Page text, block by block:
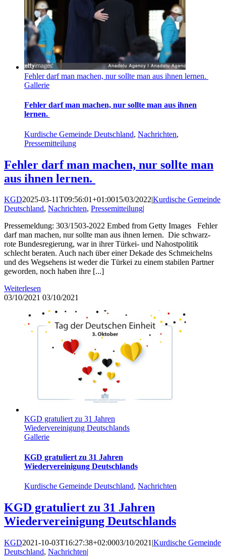
Fehler darf man machen, nur sollte man aus ihnen lernen.
Gallerie
Fehler darf man machen, nur sollte man aus ihnen
lernen.
Kurdische Gemeinde Deutschland, Nachrichten,
Pressemitteilung
Fehler darf man machen, nur sollte man
aus ihnen lernen.
KGD2025-03-11T09:56:01+01:0015/03/2022|Kurdische Gemeinde
Deutschland, Nachrichten, Pressemitteilung|
Pressemeldung: 303/1503-2022 Embed from Getty Images Fehler
darf man machen, nur sollte man aus ihnen lernen. Die schwarz-
rote Bundesregierung, war in ihrer Türkei- und Nahostpolitik
schlecht beraten. Auch nach über einer Dekade des Schmeichelns
und des Wegsehens ist weder die Türkei zu einem stabilen Partner
geworden, noch haben ihre [...]
Weiterlesen
03/10/2021 03/10/2021
KGD gratuliert zu 31 Jahren
Wiedervereinigung Deutschlands
Gallerie
KGD gratuliert zu 31 Jahren
Wiedervereinigung Deutschlands
Kurdische Gemeinde Deutschland, Nachrichten
KGD gratuliert zu 31 Jahren
Wiedervereinigung Deutschlands
KGD2021-10-03T16:27:38+02:0003/10/2021 |Kurdische Gemeinde
Deutschland, Nachrichten|